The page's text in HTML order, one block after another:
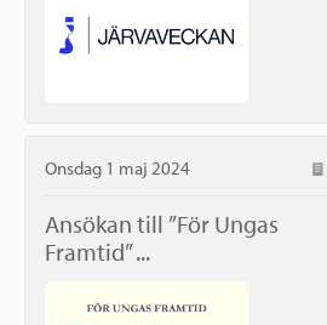
Onsdag 1 maj 2024
Ansökan till ”För Ungas
Framtid” ...